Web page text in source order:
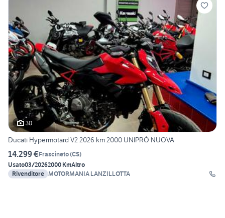
30
Ducati Hypermotard V2 2026 km 2000 UNIPRÒ NUOVA
14.299 €Frascineto(CS)
Usato03/20262000 KmAltro
Rivenditore MOTORMANIA LANZILLOTTA